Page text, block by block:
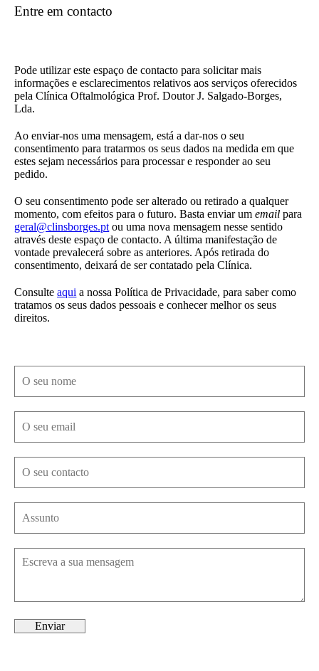
Entre em contacto
Pode utilizar este espaço de contacto para solicitar mais
informações e esclarecimentos relativos aos serviços oferecidos
pela Clínica Oftalmológica Prof. Doutor J. Salgado-Borges,
Lda.
Ao enviar-nos uma mensagem, está a dar-nos o seu
consentimento para tratarmos os seus dados na medida em que
estes sejam necessários para processar e responder ao seu
pedido.
O seu consentimento pode ser alterado ou retirado a qualquer
momento, com efeitos para o futuro. Basta enviar umemail para
geral@clinsborges.ptou uma nova mensagem nesse sentido
através deste espaço de contacto. A última manifestação de
vontade prevalecerá sobre as anteriores. Após retirada do
consentimento, deixará de ser contatado pela Clínica.
Consulteaqui a nossa Política de Privacidade, para saber como
tratamos os seus dados pessoais e conhecer melhor os seus
direitos.